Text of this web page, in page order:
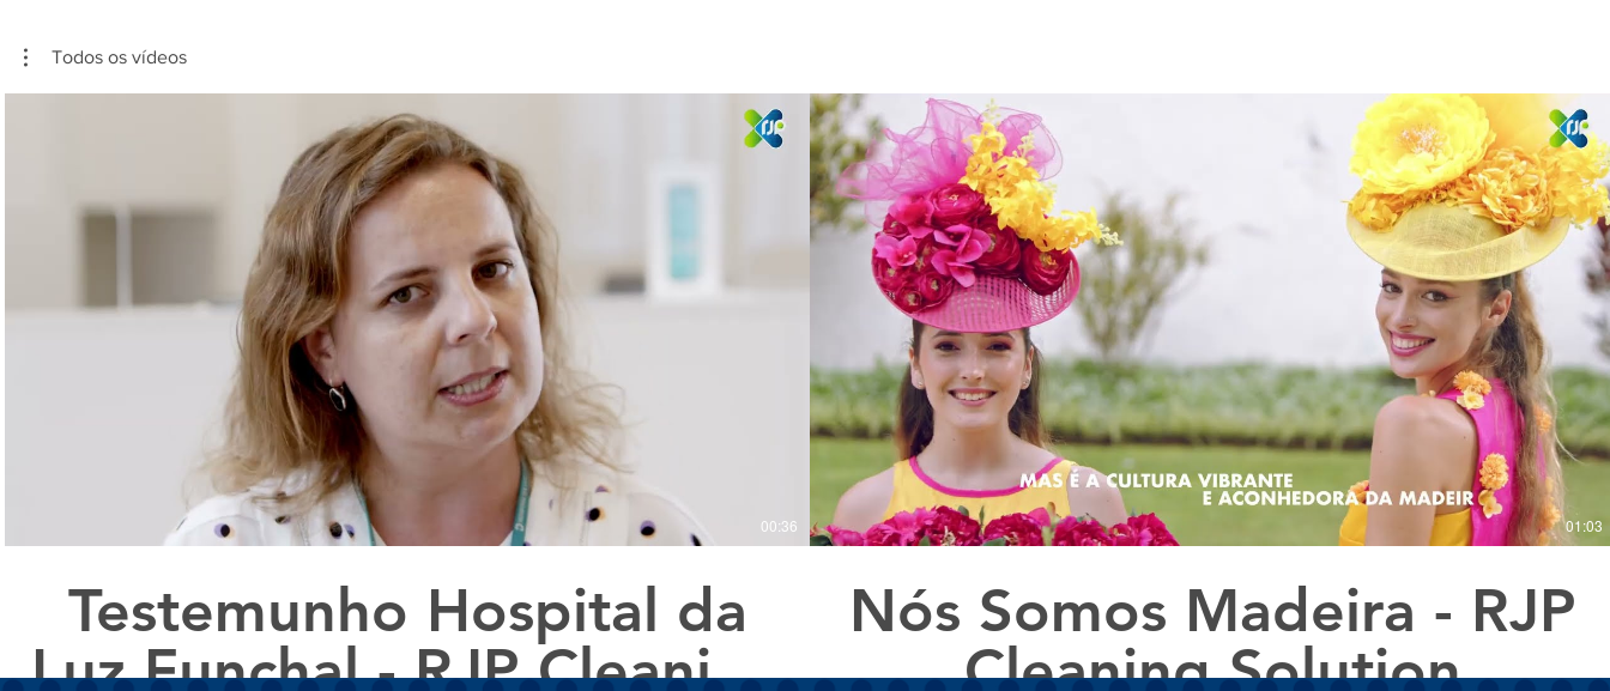
Todos os vídeos
Reproduzir vídeo
00:36
Testemunho Hospital da
Luz Funchal - RJP Cleaning
01:03
Nós Somos Madeira - RJP
Cleaning Solution